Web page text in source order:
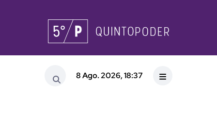
8 Ago. 2026, 18:37